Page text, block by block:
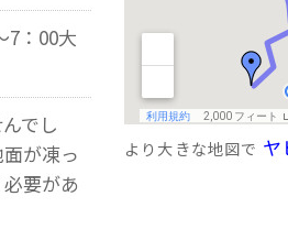
7：00大
でし
が凍っ
要があ
より大きな地図で